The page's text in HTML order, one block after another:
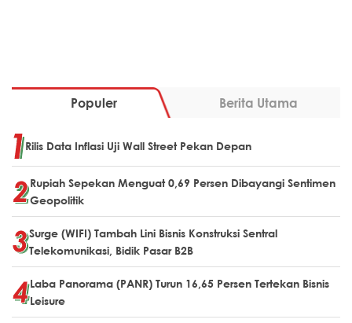
Populer Berita Utama
Rilis Data Inflasi Uji Wall Street Pekan Depan
Rupiah Sepekan Menguat 0,69 Persen Dibayangi Sentimen
Geopolitik
Surge (WIFI) Tambah Lini Bisnis Konstruksi Sentral
Telekomunikasi, Bidik Pasar B2B
Laba Panorama (PANR) Turun 16,65 Persen Tertekan Bisnis
Leisure